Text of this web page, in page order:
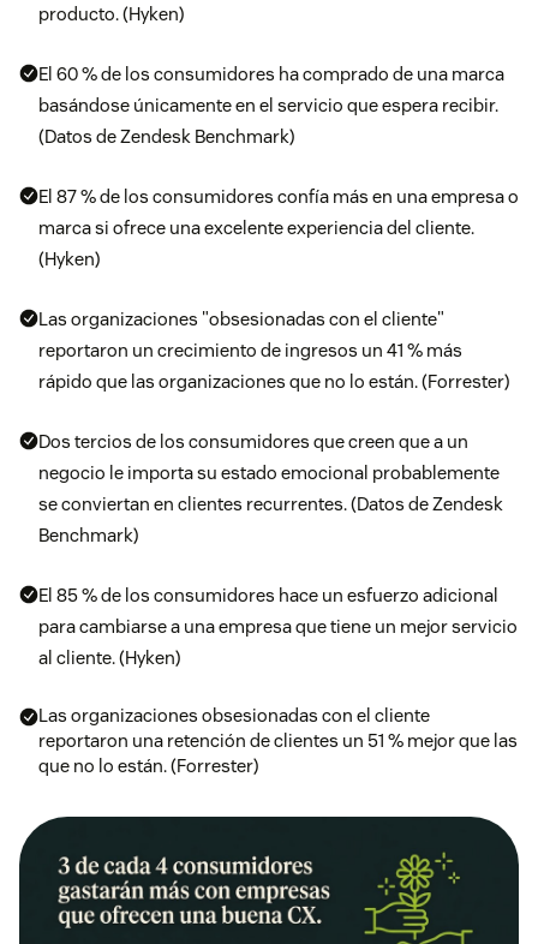
producto. (Hyken)
El 60 % de los consumidores ha comprado de una marca
basándose únicamente en el servicio que espera recibir.
(Datos de Zendesk Benchmark)
El 87 % de los consumidores confía más en una empresa o
marca si ofrece una excelente experiencia del cliente.
(Hyken)
Las organizaciones "obsesionadas con el cliente"
reportaron un crecimiento de ingresos un 41 % más
rápido que las organizaciones que no lo están. (Forrester)
Dos tercios de los consumidores que creen que a un
negocio le importa su estado emocional probablemente
se conviertan en clientes recurrentes. (Datos de Zendesk
Benchmark)
El 85 % de los consumidores hace un esfuerzo adicional
para cambiarse a una empresa que tiene un mejor servicio
al cliente. (Hyken)
Las organizaciones obsesionadas con el cliente
reportaron una retención de clientes un 51 % mejor que las
que no lo están. (Forrester)